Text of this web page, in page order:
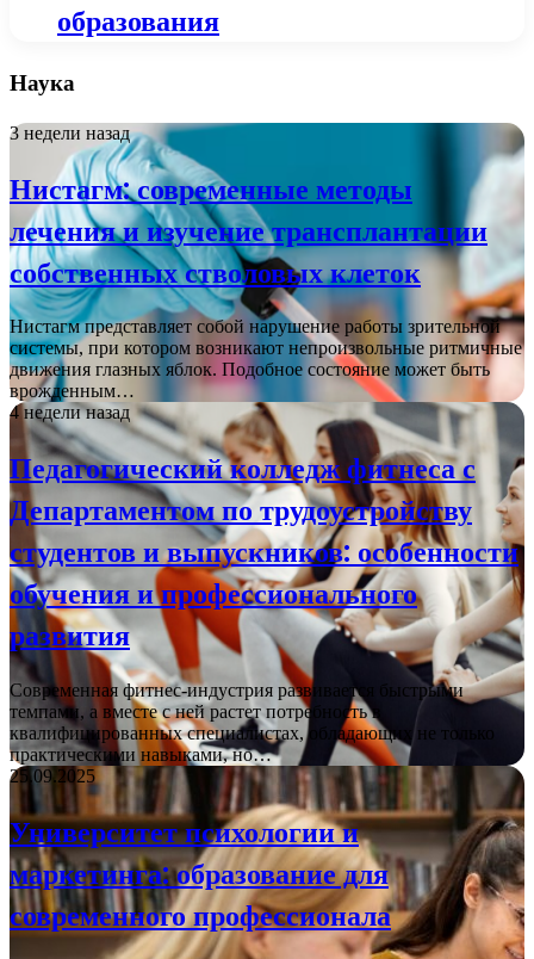
образования
Наука
3 недели назад
Нистагм: современные методы
лечения и изучение трансплантации
собственных стволовых клеток
Нистагм представляет собой нарушение работы зрительной
системы, при котором возникают непроизвольные ритмичные
движения глазных яблок. Подобное состояние может быть
врожденным…
4 недели назад
Педагогический колледж фитнеса с
Департаментом по трудоустройству
студентов и выпускников: особенности
обучения и профессионального
развития
Современная фитнес-индустрия развивается быстрыми
темпами, а вместе с ней растет потребность в
квалифицированных специалистах, обладающих не только
практическими навыками, но…
25.09.2025
Университет психологии и
маркетинга: образование для
современного профессионала